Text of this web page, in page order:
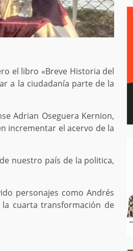
el libro «Breve Historia del
a la ciudadanía parte de la
Adrian Oseguera Kernion,
incrementar el acervo de la
nuestro país de la politica,
personajes como Andrés
cuarta transformación de